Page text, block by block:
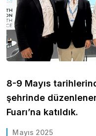
8-9 Mayıs
şehrinde
Fuarı’na katıldık.
Mayıs 2025